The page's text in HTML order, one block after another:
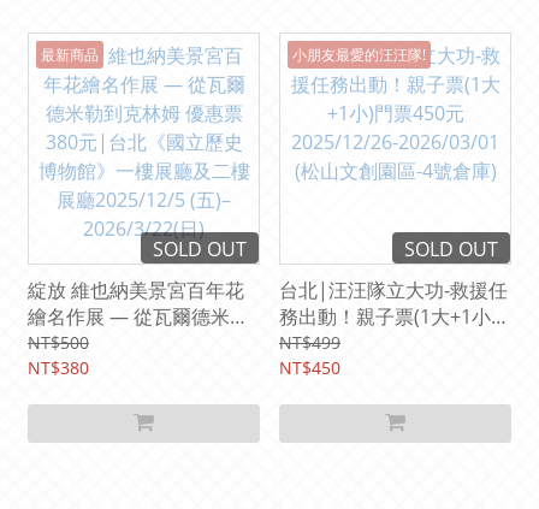
最新商品
SOLD OUT
綻放 維也納美景宮百年花
繪名作展 — 從瓦爾德米勒
到克林姆 優惠票380元|台
北《國立歷史博物館》一樓
(五)–2026/3/22(日)
NT$500
NT$380
小朋友最愛的汪汪隊!
SOLD OUT
台北|汪汪隊立大功-救援任
務出動！親子票(1大+1小)
門票450元 2025/12/26-
2026/03/01 (松山文創園
NT$499
NT$450